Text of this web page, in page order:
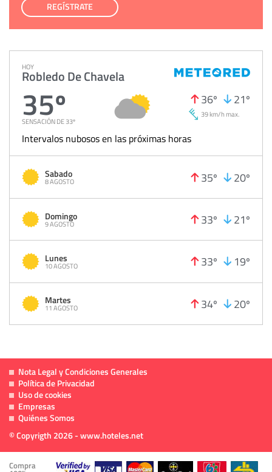
REGÍSTRATE
HOY
Robledo De Chavela
35º
SENSACIÓN DE 33º
36º 21º
39 km/h max.
Intervalos nubosos en las próximas horas
Sabado
8 AGOSTO 35º 20º
Domingo
9 AGOSTO 33º 21º
Lunes
10 AGOSTO 33º 19º
Martes
11 AGOSTO 34º 20º
Nota Legal y Condiciones Generales
Política de Privacidad
Uso de cookies
Empresas
Quiénes Somos
© Copyrigth 2026 - www.hoteles.net
Compra